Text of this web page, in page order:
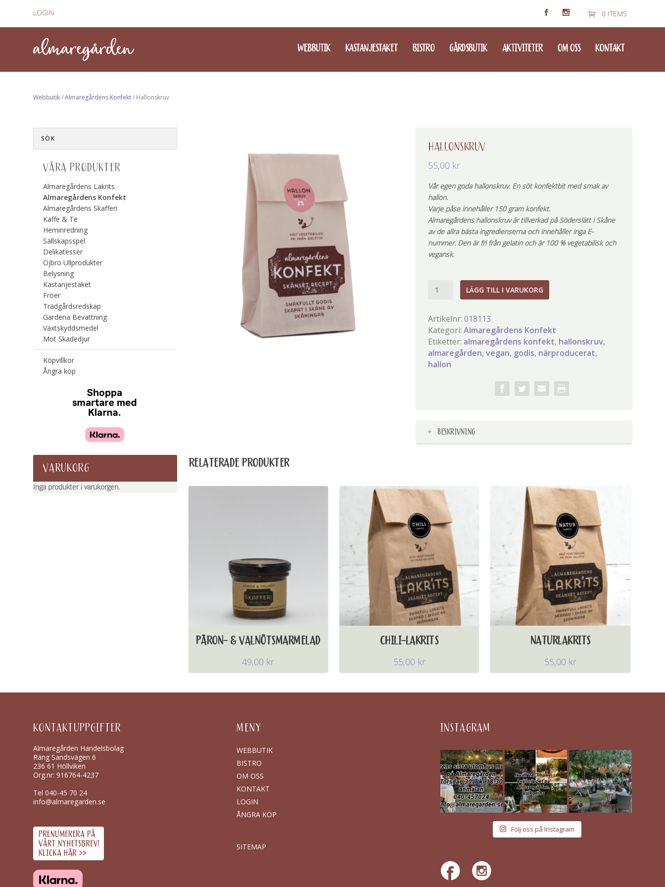
LOGIN 0 ITEMS
WEBBUTIK KASTANJESTAKET BISTRO GÅRDSBUTIK AKTIVITETER OM OSS KONTAKT
Webbutik/Almaregårdens Konfekt/ Hallonskruv
HALLONSKRUV
55,00 kr
Vår egen goda hallonskruv. En söt konfektbit med smak av
hallon.
Varje påse innehåller 150 gram konfekt.
Almaregårdens hallonskruv är tillverkad på Söderslätt i Skåne
av de allra bästa ingredienserna och innehåller inga E-
nummer. Den är fri från gelatin och är 100 % vegetabilisk och
vegansk.
LÄGG TILL I VARUKORG
Artikelnr:018113
Kategori:Almaregårdens Konfekt
Etiketter: almaregårdens konfekt, hallonskruv,
almaregården,vegan, godis, närproducerat,
hallon
BESKRIVNING
RELATERADE PRODUKTER
PÄRON- & VALNÖTSMARMELAD
49,00 kr
CHILI-LAKRITS
55,00 kr
NATURLAKRITS
55,00 kr
VÅRA PRODUKTER
Almaregårdens Lakrits
Almaregårdens Konfekt
Almaregårdens Skafferi
Kaffe & Te
Heminredning
Sällskapsspel
Delikatesser
Öjbro Ullprodukter
Belysning
Kastanjestaket
Fröer
Trädgårdsredskap
Gardena Bevattning
Växtskyddsmedel
Mot Skadedjur
Köpvillkor
Ångra köp
VARUKORG
Inga produkter i varukorgen.
KONTAKTUPPGIFTER
Almaregården Handelsbolag
Räng Sandsvägen 6
236 61 Höllviken
Org.nr: 916764-4237
Tel040-45 70 24
info@almaregarden.se
MENY
WEBBUTIK
BISTRO
OM OSS
KONTAKT
LOGIN
ÅNGRA KÖP
SITEMAP
INSTAGRAM
Följ oss på Instagram